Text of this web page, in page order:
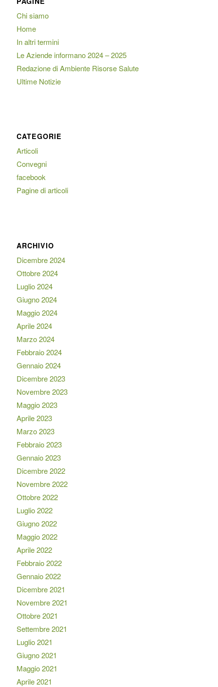
Chi siamo
Home
In altri termini
Le Aziende informano 2024 – 2025
Redazione di Ambiente Risorse Salute
Ultime Notizie
CATEGORIE
Articoli
Convegni
facebook
Pagine di articoli
ARCHIVIO
Dicembre 2024
Ottobre 2024
Luglio 2024
Giugno 2024
Maggio 2024
Aprile 2024
Marzo 2024
Febbraio 2024
Gennaio 2024
Dicembre 2023
Novembre 2023
Maggio 2023
Aprile 2023
Marzo 2023
Febbraio 2023
Gennaio 2023
Dicembre 2022
Novembre 2022
Ottobre 2022
Luglio 2022
Giugno 2022
Maggio 2022
Aprile 2022
Febbraio 2022
Gennaio 2022
Dicembre 2021
Novembre 2021
Ottobre 2021
Settembre 2021
Luglio 2021
Giugno 2021
Maggio 2021
Aprile 2021